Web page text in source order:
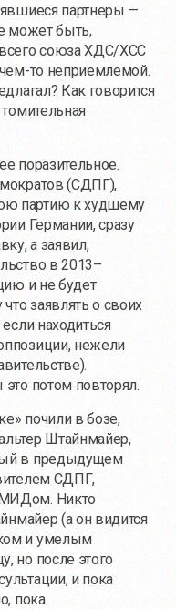
партнеры —
может быть,
союза ХДС/ХСС
чем-тонеприемлемой.
Как говорится
поразительное.
(СДПГ),
партию к худшему
Германии, сразу
а заявил,
в 2013–
и не будет
заявлять о своих
находиться
нежели
потом повторял.
почили в бозе,
Штайнмайер,
в предыдущем
СДПГ,
Никто
(а он видится
и умелым
но после этого
и пока
пока